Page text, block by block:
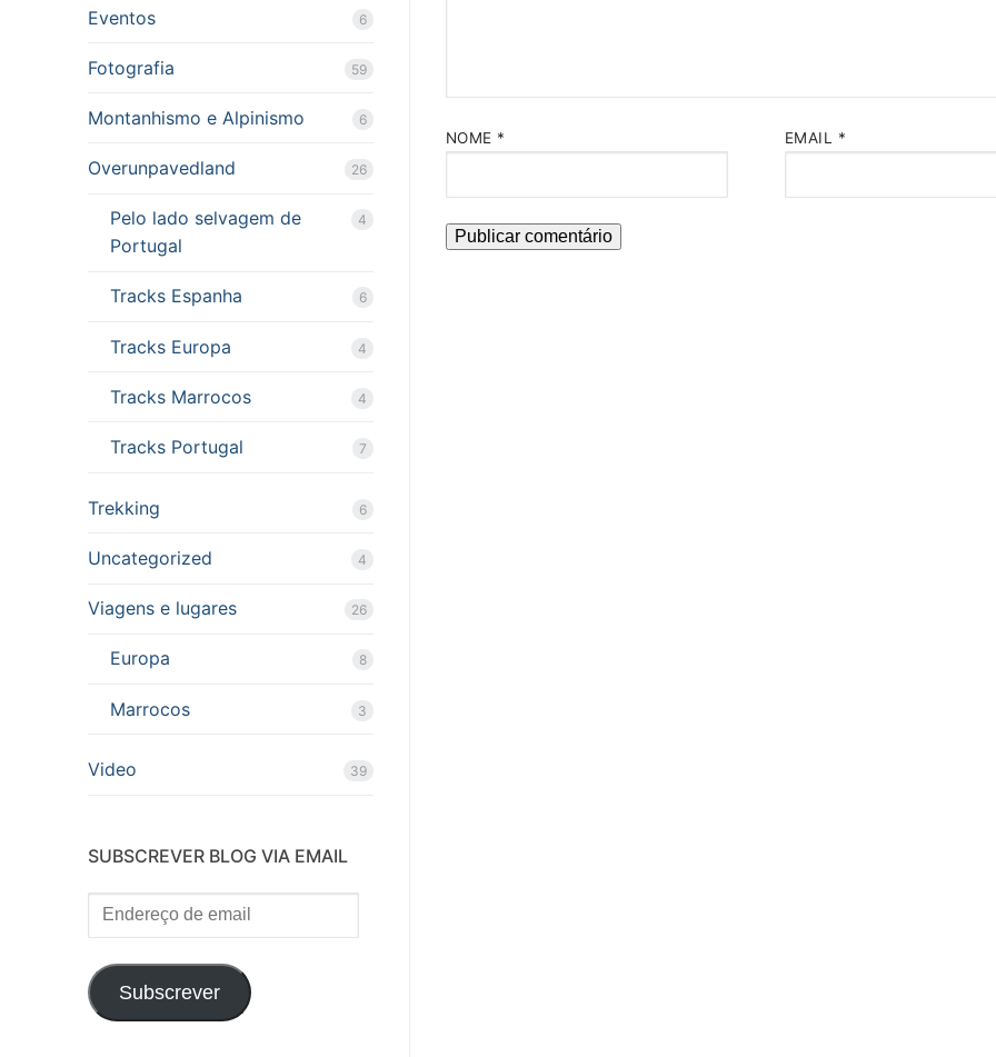
NOME * EMAIL *
Eventos 6
Fotografia 59
Montanhismo e Alpinismo 6
Overunpavedland 26
Pelo lado selvagem de
Portugal
4
Tracks Espanha 6
Tracks Europa 4
Tracks Marrocos 4
Tracks Portugal 7
Trekking 6
Uncategorized 4
Viagens e lugares 26
Europa 8
Marrocos 3
Video 39
SUBSCREVER BLOG VIA EMAIL
Endereço
de
email
Subscrever